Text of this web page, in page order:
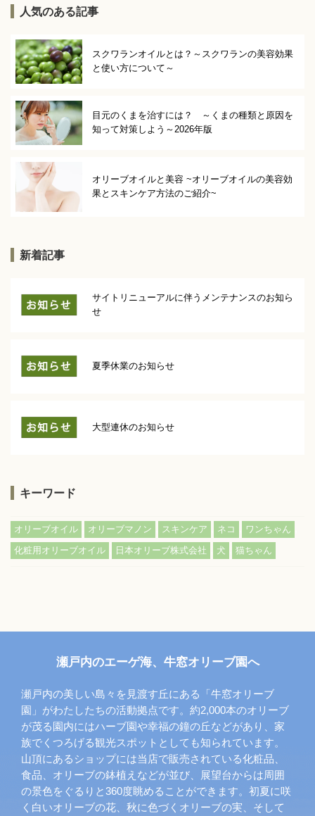
人気のある記事
スクワランオイルとは？～スクワランの美容効果
と使い方について～
目元のくまを治すには？ ～くまの種類と原因を
知って対策しよう～2026年版
オリーブオイルと美容 ~オリーブオイルの美容効
果とスキンケア方法のご紹介~
新着記事
サイトリニューアルに伴うメンテナンスのお知ら
せ
夏季休業のお知らせ
大型連休のお知らせ
キーワード
オリーブオイル オリーブマノン スキンケア ネコ ワンちゃん
化粧用オリーブオイル 日本オリーブ株式会社 犬 猫ちゃん
瀬戸内のエーゲ海、牛窓オリーブ園へ
瀬戸内の美しい島々を見渡す丘にある「牛窓オリーブ
園」がわたしたちの活動拠点です。約2,000本のオリーブ
が茂る園内にはハーブ園や幸福の鐘の丘などがあり、家
族でくつろげる観光スポットとしても知られています。
山頂にあるショップには当店で販売されている化粧品、
食品、オリーブの鉢植えなどが並び、展望台からは周囲
の景色をぐるりと360度眺めることができます。初夏に咲
く白いオリーブの花、秋に色づくオリーブの実、そして